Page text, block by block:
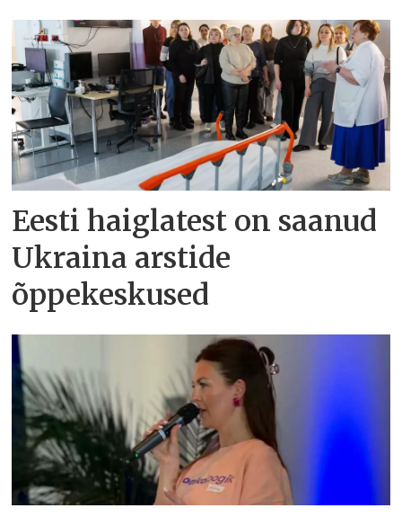
Eesti haiglatest on saanud
Ukraina arstide
õppekeskused